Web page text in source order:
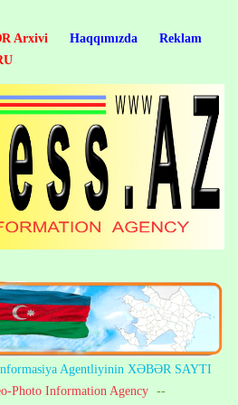
Arxivi Haqqımızda
Reklam
Agentliyinin XƏBƏR SAYTI
Photo Information Agency --